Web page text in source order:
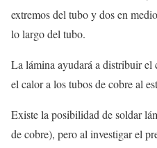
extremos del tubo y dos en
lo largo del tubo.
La lámina ayudará a distribuir
el calor a los tubos de cobre al
Existe la posibilidad de soldar
de cobre), pero al investigar el